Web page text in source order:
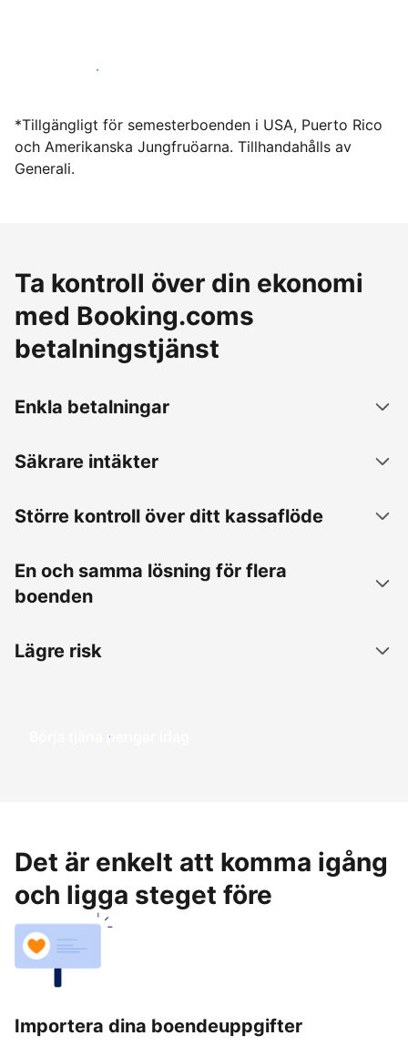
Hyr ut hos oss idag
*Tillgängligt för semesterboenden i USA, Puerto Rico
och Amerikanska Jungfruöarna. Tillhandahålls av
Generali.
Ta kontroll över din ekonomi
med Booking.coms
betalningstjänst
Enkla betalningar
Säkrare intäkter
Större kontroll över ditt kassaflöde
En och samma lösning för flera
boenden
Lägre risk
Börja tjäna pengar idag
Det är enkelt att komma igång
och ligga steget före
Importera dina boendeuppgifter